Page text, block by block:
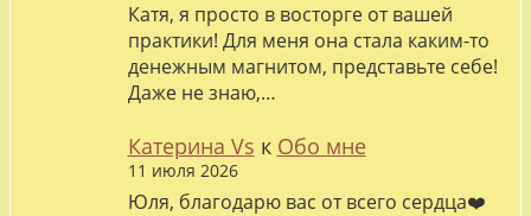
Катя, я просто в восторге от вашей
практики! Для меня она стала каким-то
денежным магнитом, представьте себе!
Даже не знаю,…
Катерина Vs к Обо мне
11 июля 2026
Юля, благодарю вас от всего сердца❤️